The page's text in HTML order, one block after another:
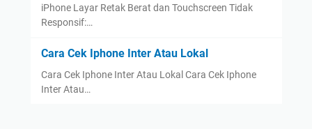
iPhone Layar Retak Berat dan Touchscreen Tidak
Responsif:…
Cara Cek Iphone Inter Atau Lokal
Cara Cek Iphone Inter Atau Lokal Cara Cek Iphone
Inter Atau…